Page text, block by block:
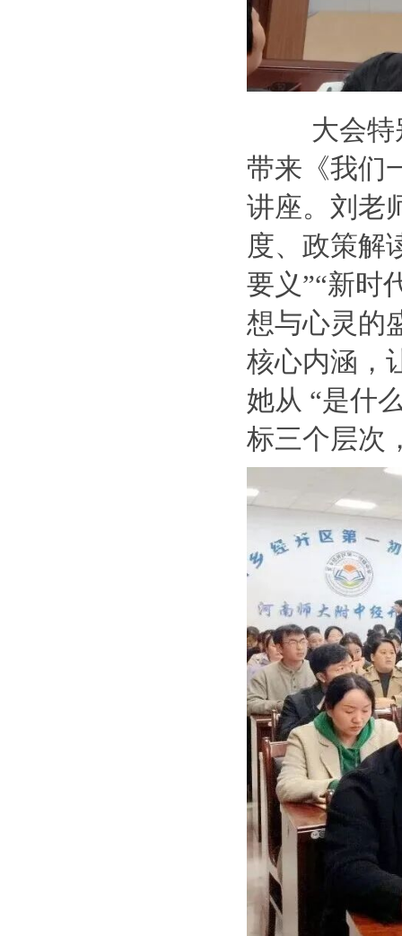
大会
带来《我们
讲座。刘老
度、政策解
要义”“新时
想与心灵的
核心内涵，
她从 “是什
标三个层次